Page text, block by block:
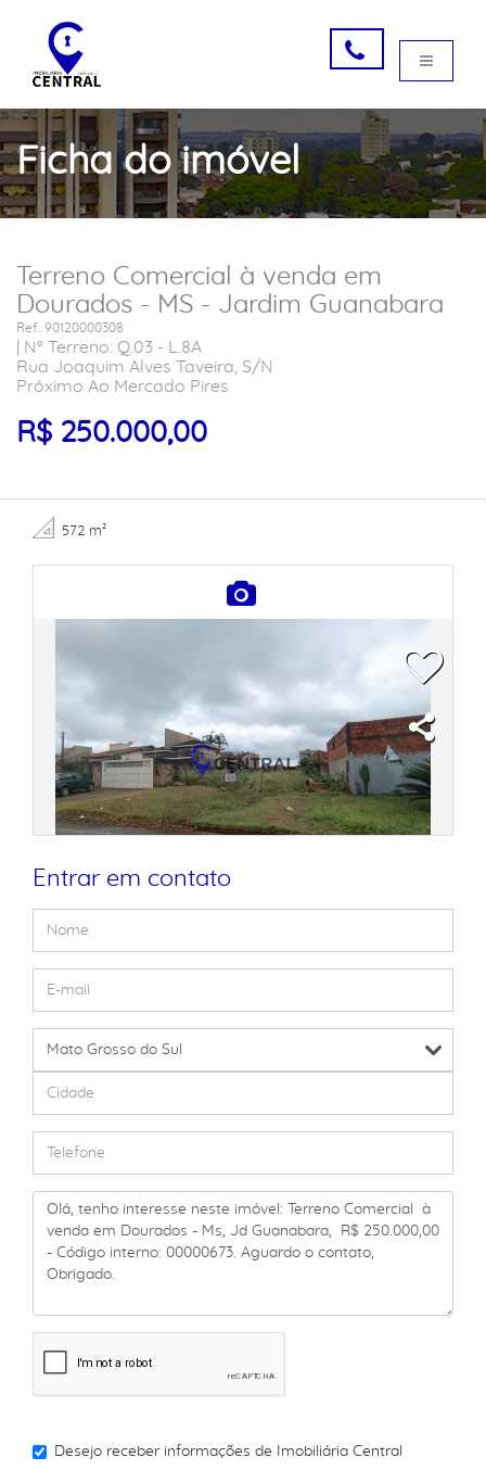
Ficha do imóvel
Terreno Comercial à venda em
Dourados - MS - Jardim Guanabara
Ref.: 90120000308
| Nº Terreno: Q.03 - L.8A
Rua Joaquim Alves Taveira, S/N
Próximo Ao Mercado Pires
R$ 250.000,00
572 m²
Entrar em contato
Desejo receber informações de Imobiliária Central